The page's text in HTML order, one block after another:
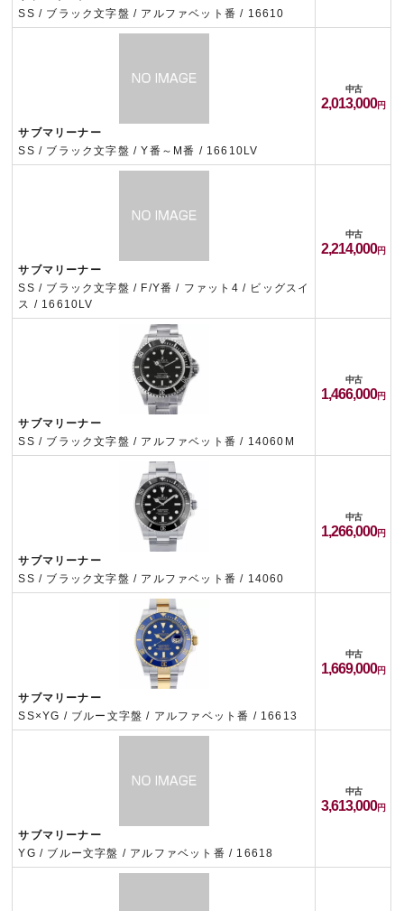
SS / ブラック文字盤 / アルファベット番 / 16610
サブマリーナー
SS / ブラック文字盤 / Y番～M番 / 16610LV
中古
2,013,000
サブマリーナー
SS / ブラック文字盤 / F/Y番 / ファット4 / ビッグスイ
ス / 16610LV
中古
2,214,000
サブマリーナー
SS / ブラック文字盤 / アルファベット番 / 14060M
中古
1,466,000
サブマリーナー
SS / ブラック文字盤 / アルファベット番 / 14060
中古
1,266,000
サブマリーナー
SS×YG / ブルー文字盤 / アルファベット番 / 16613
中古
1,669,000
サブマリーナー
YG / ブルー文字盤 / アルファベット番 / 16618
中古
3,613,000